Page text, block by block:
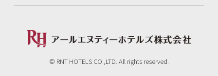
© RNT HOTELS CO.,LTD. All rights reserved.